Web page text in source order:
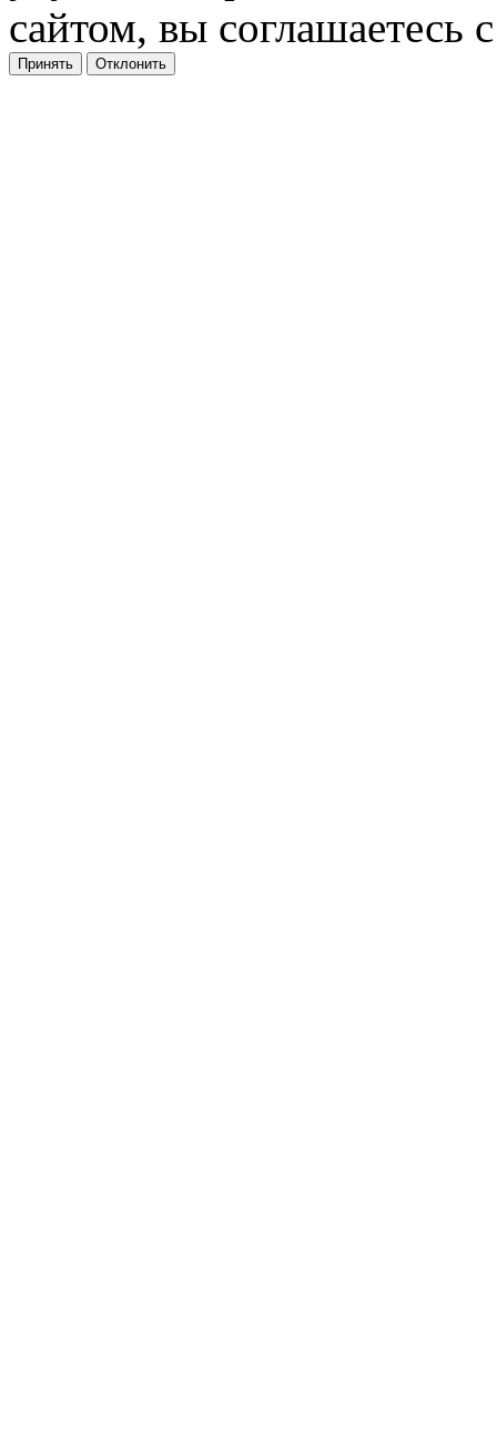
сайтом, вы соглашаетесь
Принять Отклонить